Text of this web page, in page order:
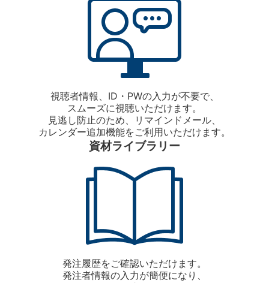
視聴者情報、ID・PWの入力が不要で、
スムーズに視聴いただけます。
見逃し防止のため、リマインドメール、
カレンダー追加機能をご利用いただけます。
資材ライブラリー
発注履歴をご確認いただけます。
発注者情報の入力が簡便になり、